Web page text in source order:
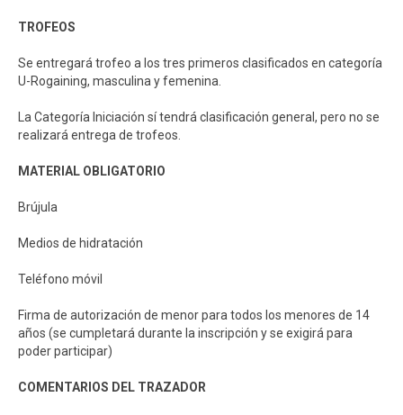
TROFEOS
Se entregará trofeo a los tres primeros clasificados en categoría
U-Rogaining, masculina y femenina.
La Categoría Iniciación sí tendrá clasificación general, pero no se
realizará entrega de trofeos.
MATERIAL OBLIGATORIO
Brújula
Medios de hidratación
Teléfono móvil
Firma de autorización de menor para todos los menores de 14
años (se cumpletará durante la inscripción y se exigirá para
poder participar)
COMENTARIOS DEL TRAZADOR